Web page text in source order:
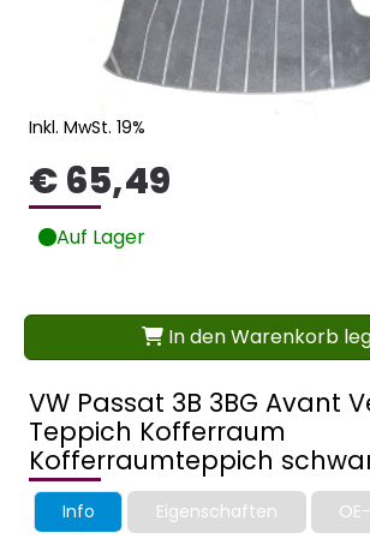
VW Passat 3B 3BG Avant
Teppich Kofferraum
Kofferraumteppich
Info Eigenschaften
Inkl. MwSt. 19%
€ 65,49
Auf Lager
In den Warenkorb